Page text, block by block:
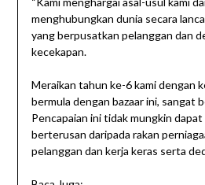
menghubungkan dunia secara
yang berpusatkan pelanggan dan
kecekapan.
Meraikan tahun ke-6 kami dengan
bermula dengan bazaar ini, sangat
Pencapaian ini tidak mungkin
berterusan daripada rakan
pelanggan dan kerja keras serta